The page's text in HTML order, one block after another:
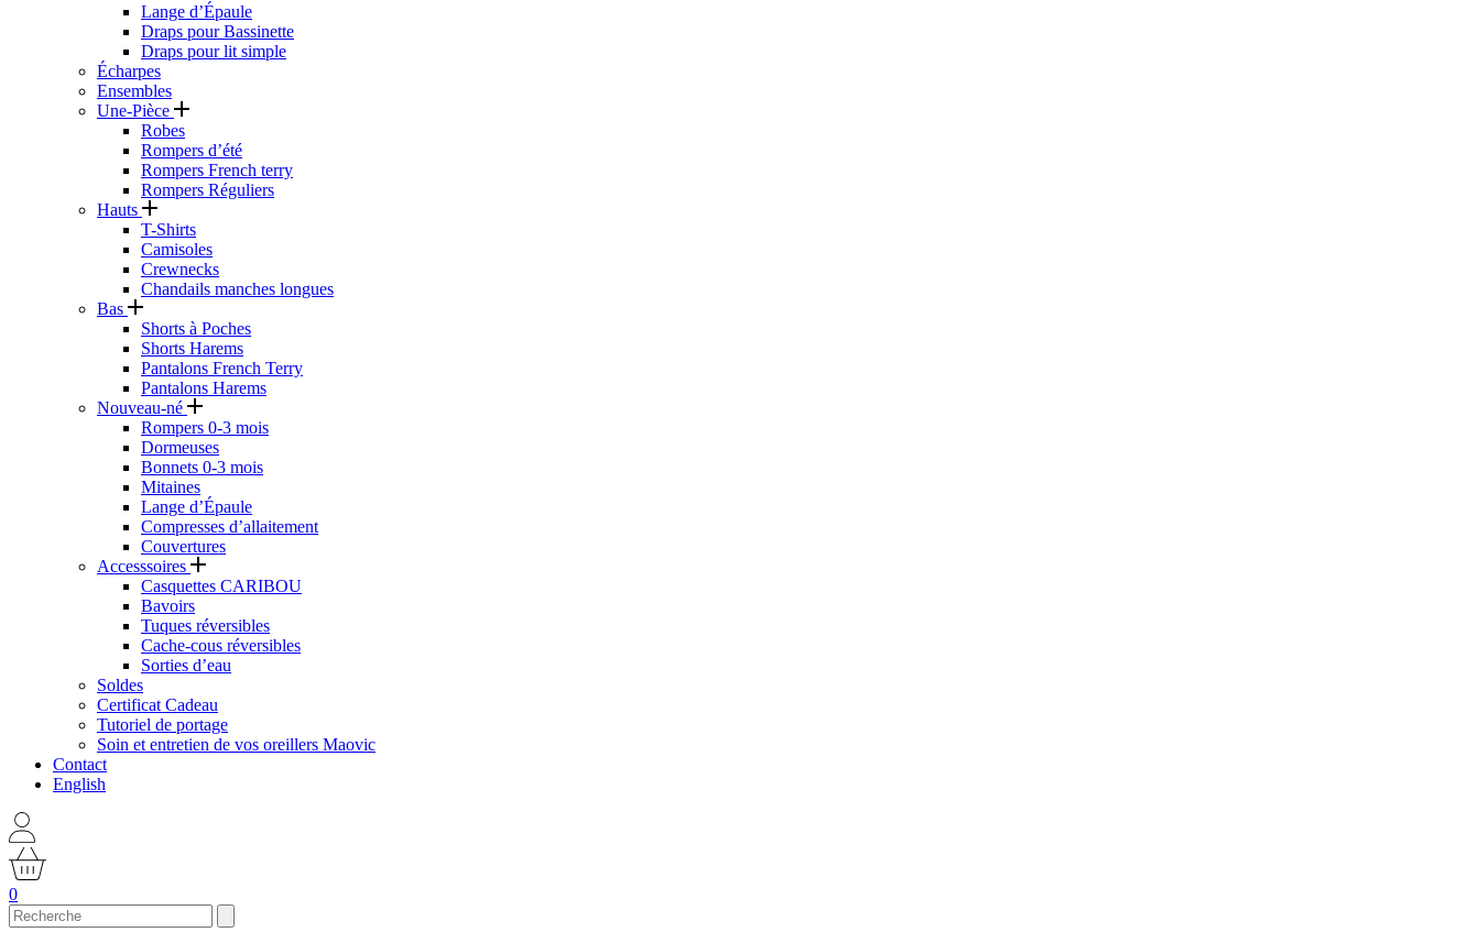
Lange d’Épaule
Draps pour Bassinette
Draps pour lit simple
Écharpes
Ensembles
Une-Pièce
Robes
Rompers d’été
Rompers French terry
Rompers Réguliers
Hauts
T-Shirts
Camisoles
Crewnecks
Chandails manches longues
Bas
Shorts à Poches
Shorts Harems
Pantalons French Terry
Pantalons Harems
Nouveau-né
Rompers 0-3 mois
Dormeuses
Bonnets 0-3 mois
Mitaines
Lange d’Épaule
Compresses d’allaitement
Couvertures
Accesssoires
Casquettes CARIBOU
Bavoirs
Tuques réversibles
Cache-cous réversibles
Sorties d’eau
Soldes
Certificat Cadeau
Tutoriel de portage
Soin et entretien de vos oreillers Maovic
Contact
English
0